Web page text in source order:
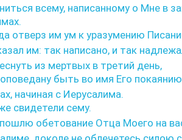
всему, написанному о Мне в
отверз им ум к уразумению
им: так написано, и так
из мертвых в третий день,
быть во имя Его
начиная с Иерусалима.
свидетели сему.
обетование Отца Моего на